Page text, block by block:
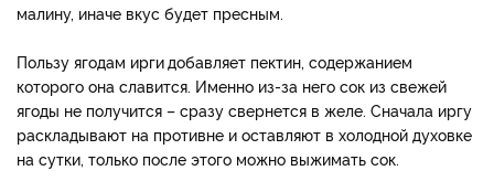
малину, иначе вкус будет пресным.
Пользу ягодам иргидобавляет пектин, содержанием
которого она славится. Именно из-за него сок из свежей
ягоды не получится – сразу свернется в желе. Сначала иргу
раскладывают на противне и оставляют в холодной духовке
на сутки, только после этого можно выжимать сок.